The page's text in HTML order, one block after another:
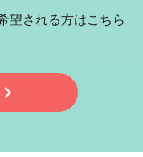
望される方はこちら